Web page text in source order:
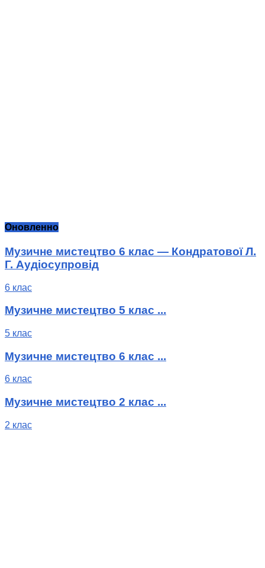
Оновленно
Музичне мистецтво 6 клас — Кондратової Л.
Г. Аудіосупровід
6 клас
Музичне мистецтво 5 клас ...
5 клас
Музичне мистецтво 6 клас ...
6 клас
Музичне мистецтво 2 клас ...
2 клас